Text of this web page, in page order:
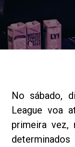
No sábado,
League voa
primeira vez,
Notícias
Nossos